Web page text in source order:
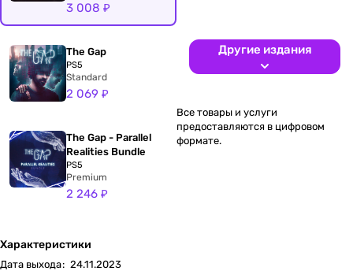
3 008 ₽
The Gap
PS5
Standard
2 069 ₽
The Gap - Parallel
Realities Bundle
PS5
Premium
2 246 ₽
Характеристики
Дата выхода: 24.11.2023
Другие издания
Все товары и услуги
предоставляются в цифровом
формате.